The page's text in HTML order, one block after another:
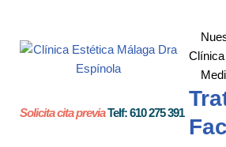
Saltar
Clínica
Solicita cita previaTelf: 610 275 391